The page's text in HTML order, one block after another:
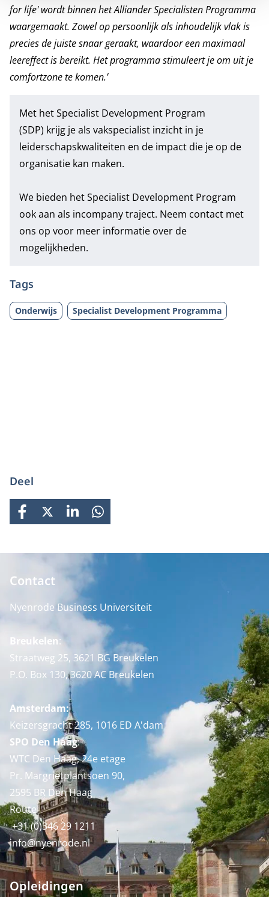
for life' wordt binnen het Alliander Specialisten Programma
waargemaakt. Zowel op persoonlijk als inhoudelijk vlak is
precies de juiste snaar geraakt, waardoor een maximaal
leereffect is bereikt. Het programma stimuleert je om uit je
comfortzone te komen.’
Met hetSpecialist Development Program
(SDP) krijg je als vakspecialist inzicht in je
leiderschapskwaliteiten en de impact die je op de
organisatie kan maken.
We bieden het Specialist Development Program
ook aan als incompany traject. Neem contact met
ons op voor meer informatie over de
mogelijkheden.
Tags
Onderwijs Specialist Development Programma
Deel
FACEBOOK
X LINKEDINWHATSAPP
Contact
Nyenrode Business Universiteit
Breukelen:
Straatweg 25, 3621 BG Breukelen
P.O. Box 130, 3620 AC Breukelen
Amsterdam:
Keizersgracht 285, 1016 ED A'dam
SPO Den Haag:
WTC Den Haag, 24e etage
Pr. Margrietplantsoen 90,
2595 BR Den Haag
Route
+31 (0)346 29 1211
info@nyenrode.nl
Opleidingen